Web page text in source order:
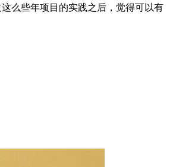
这么些年项目的实践之后，觉得可以有